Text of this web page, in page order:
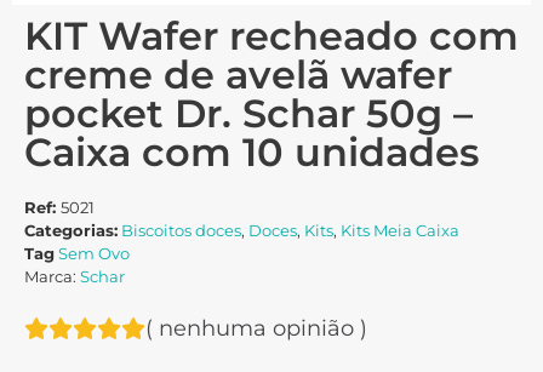
KIT Wafer recheado com
creme de avelã wafer
pocket Dr. Schar 50g –
Caixa com 10 unidades
Ref: 5021
Categorias: Biscoitos doces, Doces, Kits, Kits Meia Caixa
TagSem Ovo
Marca: Schar
( nenhuma opinião )